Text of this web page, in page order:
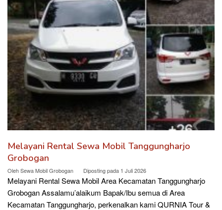
Melayani Rental Sewa Mobil Tanggungharjo
Grobogan
OlehSewa Mobil Grobogan Diposting pada 1 Juli 2026
Melayani Rental Sewa Mobil Area Kecamatan Tanggungharjo
Grobogan Assalamu’alaikum Bapak/Ibu semua di Area
Kecamatan Tanggungharjo, perkenalkan kami QURNIA Tour &